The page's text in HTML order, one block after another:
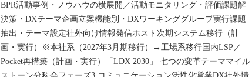
BPR活動事例・ノウハウの横展開／活動モニタリング・評価課題解
決策・DXテーマ企画立案機能別・DXワーキンググループ実行課題
抽出・テーマ設定社外向け情報発信ホスト次期システム移行（計
画・実行）※本社系（2027年3月期移行）→工場系移行国内LSP／
Pocket再構築（計画・実行）「LDX 2030」 七つの変革テーママイル